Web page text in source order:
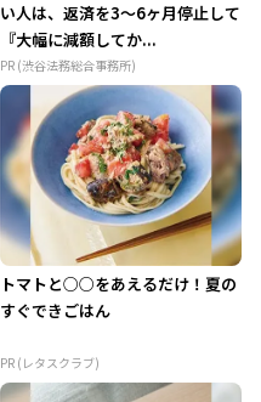
い人は、返済を3～6ヶ月停止して
『大幅に減額してか...
PR (渋谷法務総合事務所)
トマトと○○をあえるだけ！夏の
すぐできごはん
PR (レタスクラブ)